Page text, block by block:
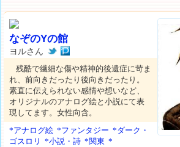
なぞのYの館
ヨルさん
残酷で繊細な傷や精神的後遺症に苛ま
れ、前向きだったり後向きだったり。
素直に伝えられない感情や想いなど、
オリジナルのアナログ絵と小説にて表
現してます。女性向含。
*アナログ絵 *ファンタジー *ダーク・
ゴスロリ
*小説・詩 *関東 *